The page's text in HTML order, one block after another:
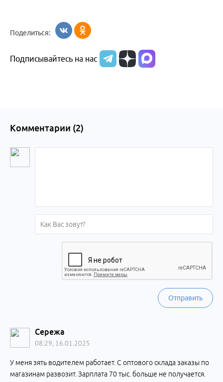
Поделиться:
Подписывайтесь на нас
Комментарии (2)
Отправить
Сережа
08:29, 16.01.2025
У меня зять водителем работает. С оптового склада заказы по
магазинам развозит. Зарплата 70 тыс. больше не получается.